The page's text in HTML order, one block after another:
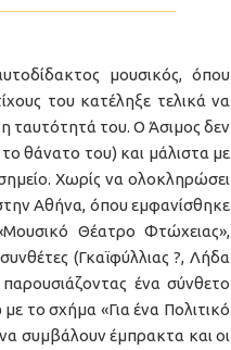
μουσικός, όπου
του κατέληξε τελικά να
ταυτότητά του. Ο Άσιμος δεν
θάνατο του) και μάλιστα με
Χωρίς να ολοκληρώσει
Αθήνα, όπου εμφανίσθηκε
Θέατρο Φτώχειας»,
(Γκαϊφύλλιας ?, Λήδα
ένα σύνθετο
το σχήμα «Για ένα Πολιτικό
συμβάλουν έμπρακτα και οι